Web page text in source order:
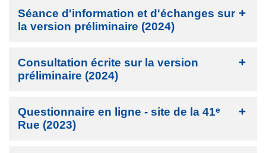
Séance d'information et d'échanges sur
la version préliminaire (2024)
Consultation écrite sur la version
préliminaire (2024)
Questionnaire en ligne - site de la 41e
Rue (2023)